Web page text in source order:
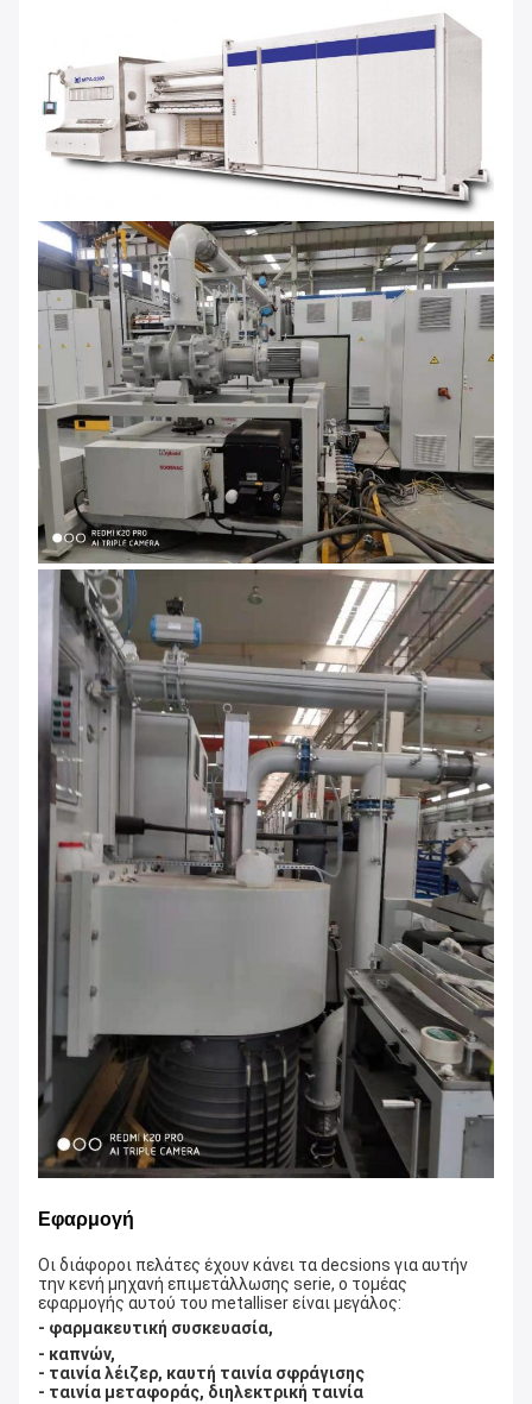
Εφαρμογή
Οι διάφοροι πελάτες έχουν κάνει τα decsions για αυτήν
την κενή μηχανή επιμετάλλωσης serie, ο τομέας
εφαρμογής αυτού του metalliser είναι μεγάλος:
- φαρμακευτική συσκευασία,
- καπνών,
- ταινία λέιζερ, καυτή ταινία σφράγισης
- ταινία μεταφοράς, διηλεκτρική ταινία